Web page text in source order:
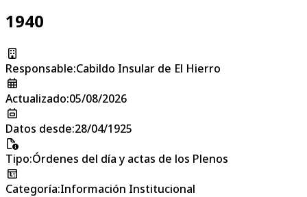
1940
Responsable:Cabildo Insular de El Hierro
Actualizado:05/08/2026
Datos desde:28/04/1925
Tipo:Órdenes del día y actas de los Plenos
Categoría:Información Institucional